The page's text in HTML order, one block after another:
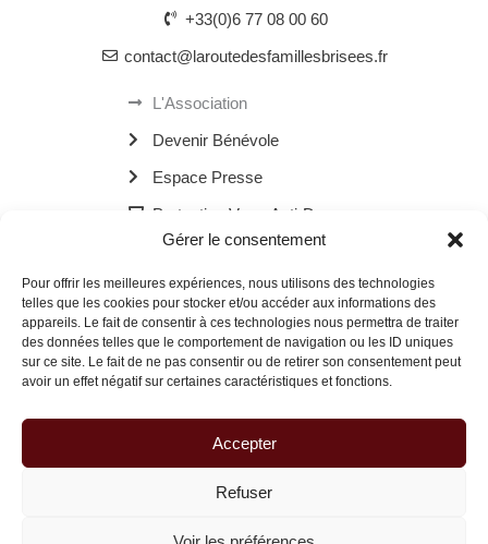
Gérer le consentement
Pour offrir les meilleures expériences, nous utilisons des technologies
telles que les cookies pour stocker et/ou accéder aux informations des
appareils. Le fait de consentir à ces technologies nous permettra de traiter
des données telles que le comportement de navigation ou les ID uniques
sur ce site. Le fait de ne pas consentir ou de retirer son consentement peut
avoir un effet négatif sur certaines caractéristiques et fonctions.
Accepter
Refuser
+33(0)6 77 08 00 60
contact@laroutedesfamillesbrisees.fr
L'Association
Devenir Bénévole
Espace Presse
Protection Verre Anti-Drogue
Les Bornes Recharge Mobile
Les Navettes Kékébus
Menu